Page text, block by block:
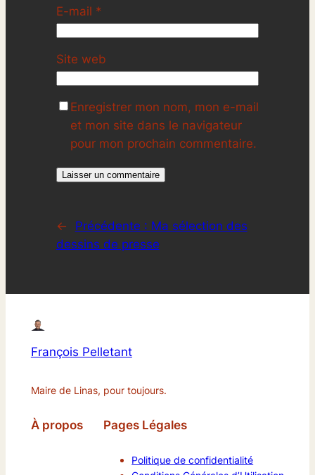
E-mail *
Site web
Enregistrer mon nom, mon e-mail
et mon site dans le navigateur
pour mon prochain commentaire.
← Précédente : Ma sélection des
dessins de presse
François Pelletant
Maire de Linas, pour toujours.
À propos Pages Légales
Politique de confidentialité